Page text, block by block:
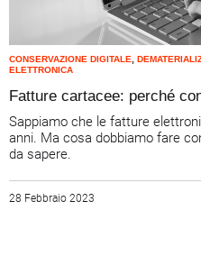
CONSERVAZIONE DIGITALE,
ELETTRONICA
Fatture cartacee: perché
Sappiamo che le fatture
anni. Ma cosa dobbiamo fare
da sapere.
28 Febbraio 2023